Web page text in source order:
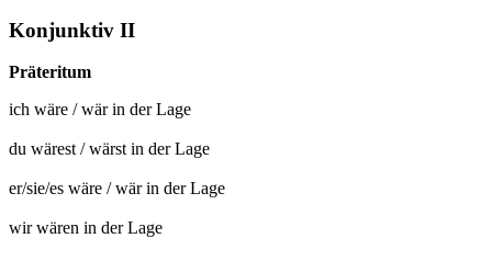
Konjunktiv II
Präteritum
ich wäre /wär in der Lage
du wärest/wärst in der Lage
er/sie/es wäre /wär in der Lage
wirwären in der Lage